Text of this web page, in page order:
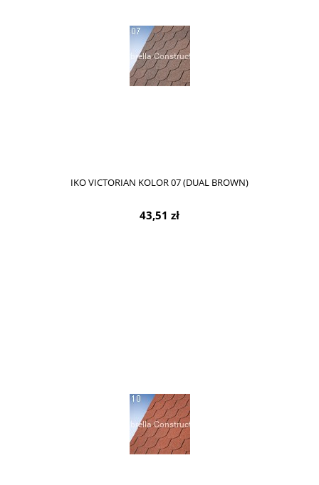
IKO VICTORIAN KOLOR 07 (DUAL BROWN)
43,51 zł